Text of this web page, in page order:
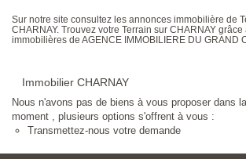
Sur notre site consultez les annonces immobilière de
CHARNAY. Trouvez votre Terrain sur CHARNAY
immobilières de AGENCE IMMOBILIERE DU GRAND
Immobilier CHARNAY
Nous n'avons pas de biens à vous proposer dans
moment , plusieurs options s'offrent à vous :
Transmettez-nous votre demande